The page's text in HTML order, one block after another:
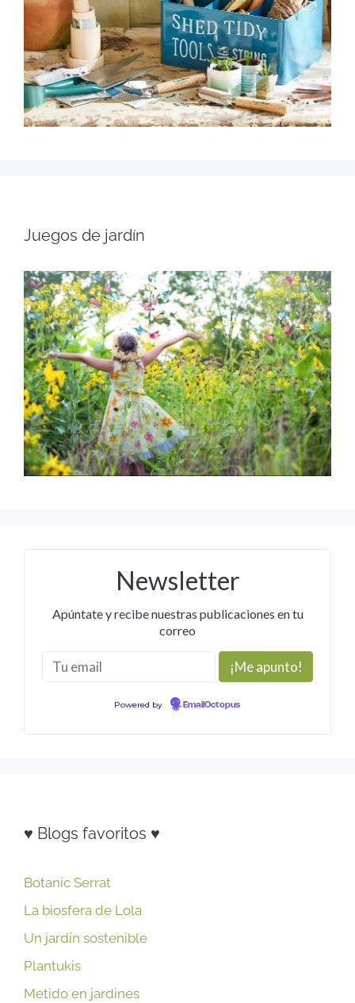
Juegos de jardín
Newsletter
Apúntate y recibe nuestras publicaciones en tu
correo
Powered by EmailOctopus
♥ Blogs favoritos ♥
Botanic Serrat
La biosfera de Lola
Un jardín sostenible
Plantukis
Metido en jardines